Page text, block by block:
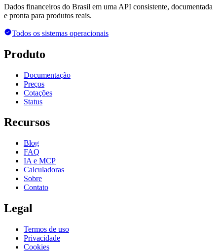
Dados financeiros do Brasil em uma API consistente, documentada
e pronta para produtos reais.
Todos os sistemas operacionais
Produto
Documentação
Preços
Cotações
Status
Recursos
Blog
FAQ
IA e MCP
Calculadoras
Sobre
Contato
Legal
Termos de uso
Privacidade
Cookies